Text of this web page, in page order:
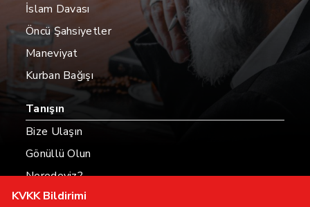
İslam Davası
Öncü Şahsiyetler
Maneviyat
Kurban Bağışı
Tanışın
Bize Ulaşın
Gönüllü Olun
Neredeyiz?
Hesaplarımız
KVKK Bildirimi